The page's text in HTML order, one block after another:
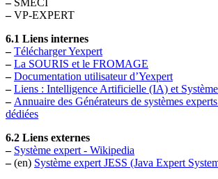
–VP-EXPERT
6.1 Liens internes
– Télécharger Yexpert
– La SOURIS et le FROMAGE
– Documentation utilisateur d’Yexpert
– Liens : Intelligence Artificielle (IA) et
– Annuaire des Générateurs de systèmes
dédiées
6.2 Liens externes
– Système expert - Wikipedia
–(en) Système expert JESS (Java Expert